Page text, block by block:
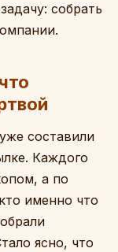
собрать
составили
Каждого
а по
именно что
ясно, что